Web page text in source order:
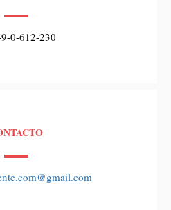
0-612-230